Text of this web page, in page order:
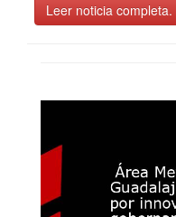
Leer noticia completa.